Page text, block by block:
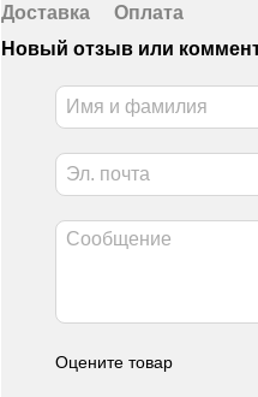
Доставка
Оплата
Новый отзыв или
Оцените товар